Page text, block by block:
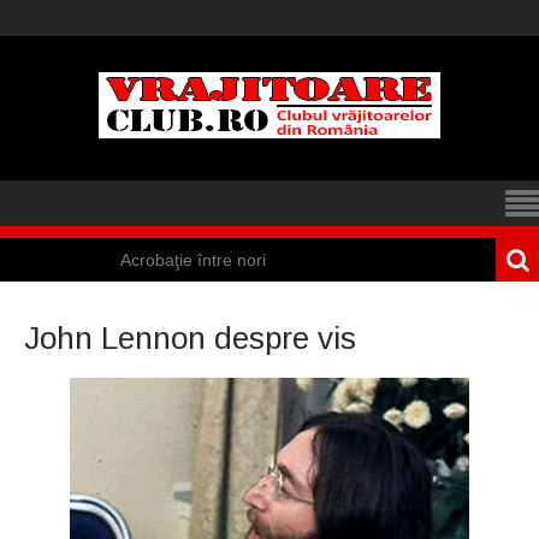
Acrobaţie între nori
un cort din Spania
Marea vânătoare
de vrăjitoare din
Vrăjitoare
John Lennon despre vis